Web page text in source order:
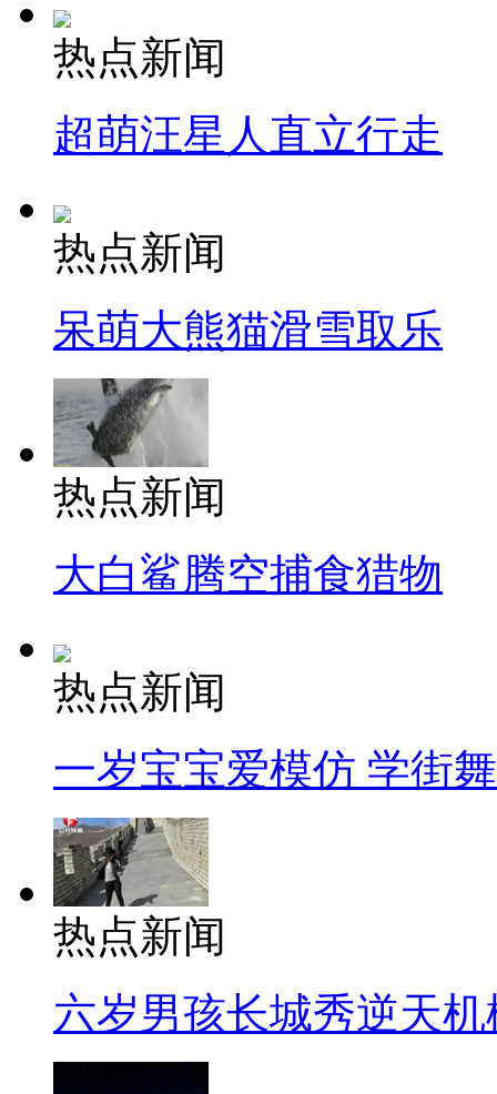
热点新闻
超萌汪星人直立行走
热点新闻
呆萌大熊猫滑雪取乐
热点新闻
大白鲨腾空捕食猎物
热点新闻
一岁宝宝爱模仿 学街
热点新闻
六岁男孩长城秀逆天机